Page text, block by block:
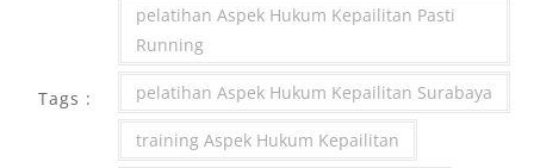
Tags :
pelatihan Aspek Hukum Kepailitan Pasti
Running
pelatihan Aspek Hukum Kepailitan Surabaya
training Aspek Hukum Kepailitan